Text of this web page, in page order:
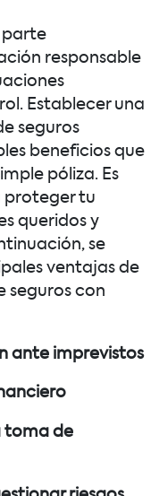
parte
responsable
Establecer una
seguros
beneficios que
póliza. Es
proteger tu
queridos y
se
ventajas de
seguros con
ante imprevistos
toma de